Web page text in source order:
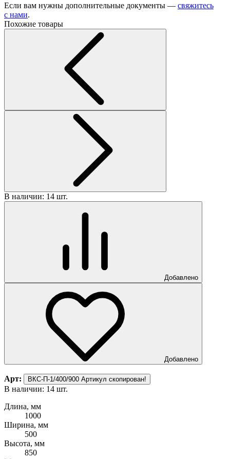
Если вам нужны дополнительные документы — свяжитесь
с нами.
Похожие товары
В наличии: 14 шт.
Добавлено
Добавлено
Арт: ВКС-П-1/400/900 Артикул скопирован!
В наличии: 14 шт.
Длина, мм
1000
Ширина, мм
500
Высота, мм
850